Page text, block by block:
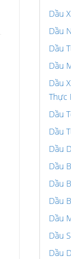
Dầu
Dầu
Dầu
Dầu
Dầu
Thực
Dầu
Dầu
Dầu
Dầu
Dầu
Dầu
Dầu
Dầu
Dầu